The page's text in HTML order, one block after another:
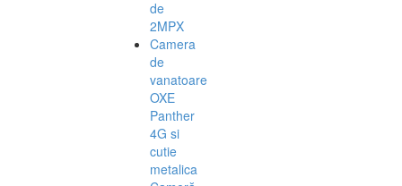
de
2MPX
Camera
de
vanatoare
OXE
Panther
4G si
cutie
metalica